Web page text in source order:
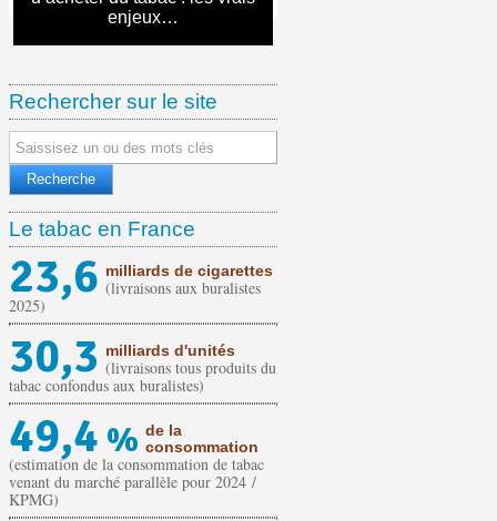
enjeux…
moratoire de la fiscalité tabac
sur 5 ans
pour les cigarettes en mai
marché parallèle
pour les cigarettes en avril
nos grandes villes
constat sans appel
Mildeca (sur l’année 2023)
prévalence tabagique
tabac : la règle des 10 mètres
initiatives européennes…
en face
l’escalade
de France »
Rechercher sur le site
Le tabac en France
23,6 milliards de cigarettes
(livraisons aux buralistes
2025)
30,3 milliards d'unités
(livraisons tous produits du
tabac confondus aux buralistes)
49,4 % de la
consommation
(estimation de la consommation de tabac
venant du marché parallèle pour 2024 /
KPMG)